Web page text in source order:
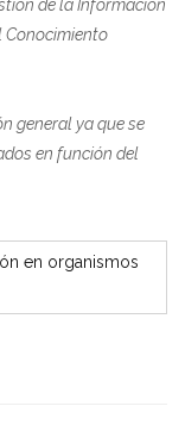
de la Información
Conocimiento
general ya que se
en función del
en organismos